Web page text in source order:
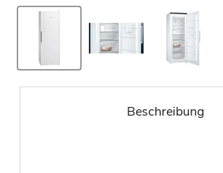
Beschreibung